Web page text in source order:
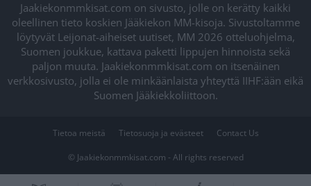
Jaakiekonmmkisat.com on sivusto, jolle on kerätty kaikki
oleellinen tieto koskien Jääkiekon MM-kisoja. Sivustoltamme
löytyvät Leijonat-aiheiset uutiset, MM 2026 otteluohjelma,
Suomen joukkue, kattava paketti lippujen hinnoista sekä
paljon muuta. Jaakiekonmmkisat.com on itsenäinen
verkkosivusto, jolla ei ole minkäänlaista yhteyttä IIHF:ään eikä
Suomen Jääkiekkoliittoon.
Tietoa meistä Tietosuoja ja evästeet Contact Us
© Jaakiekonmmkisat.com - All rights reserved